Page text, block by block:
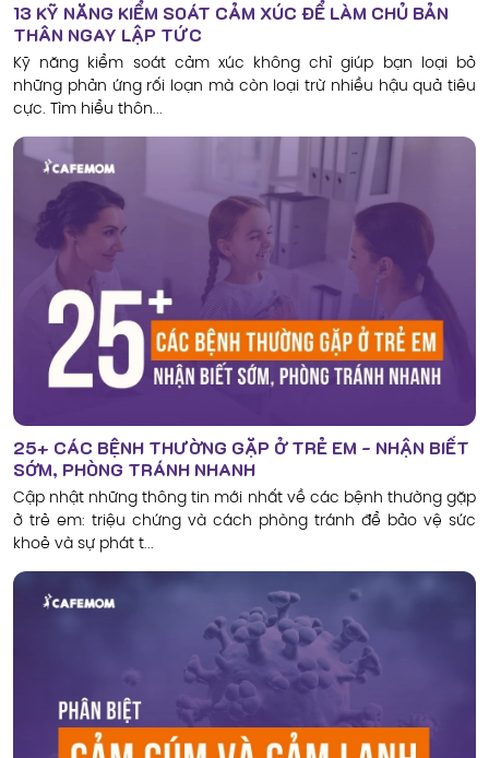
13 KỸ NĂNG KIỂM SOÁT CẢM XÚC ĐỂ LÀM CHỦ BẢN
THÂN NGAY LẬP TỨC
Kỹ năng kiểm soát cảm xúc không chỉ giúp bạn loại bỏ
những phản ứng rối loạn mà còn loại trừ nhiều hậu quả tiêu
cực. Tìm hiểu thôn...
25+ CÁC BỆNH THƯỜNG GẶP Ở TRẺ EM - NHẬN BIẾT
SỚM, PHÒNG TRÁNH NHANH
Cập nhật những thông tin mới nhất về các bệnh thường gặp
ở trẻ em: triệu chứng và cách phòng tránh để bảo vệ sức
khoẻ và sự phát t...